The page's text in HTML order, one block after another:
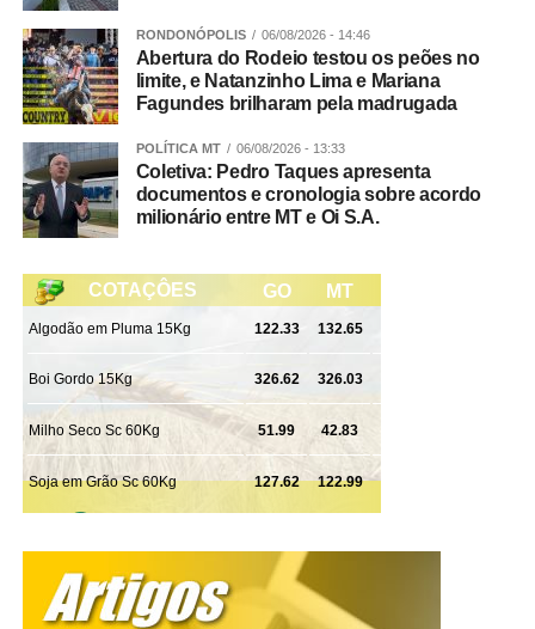
Integração
Participaram da Operação Adsumus equipes da
Delegacia Especializada de Roubos e Furtos (Derf) de
Rondonópolis, com apoio da 1ª Delegacia de Polícia de
Tangará da Serra, da Gerência de Combate ao Crime
Organizado (GCCO) e da Delegacia Especializada de
Repressão ao Crime Organizado (Draco).
WhatsApp
Facebook
TwitterMessenger
LinkedIn
Share
RONDONÓPOLIS 06/08/2026 - 14:46
Abertura do Rodeio testou os peões no
limite, e Natanzinho Lima e Mariana
Fagundes brilharam pela madrugada
POLÍTICA MT 06/08/2026 - 13:33
Coletiva: Pedro Taques apresenta
documentos e cronologia sobre acordo
milionário entre MT e Oi S.A.